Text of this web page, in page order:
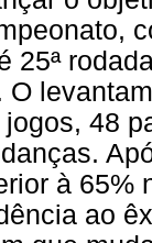
25ª
48
à 65%
ao